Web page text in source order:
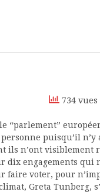
734
“parlement”
puisqu’il n’y
ils n’ont visiblement
dix engagements qui
faire voter, pour
Greta Tunberg,